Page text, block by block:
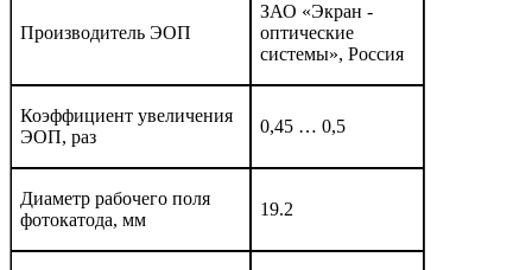
Производитель ЭОП
ЗАО «Экран -
оптические
системы», Россия
Коэффициент увеличения
ЭОП, раз
0,45 … 0,5
Диаметр рабочего поля
фотокатода, мм
19.2